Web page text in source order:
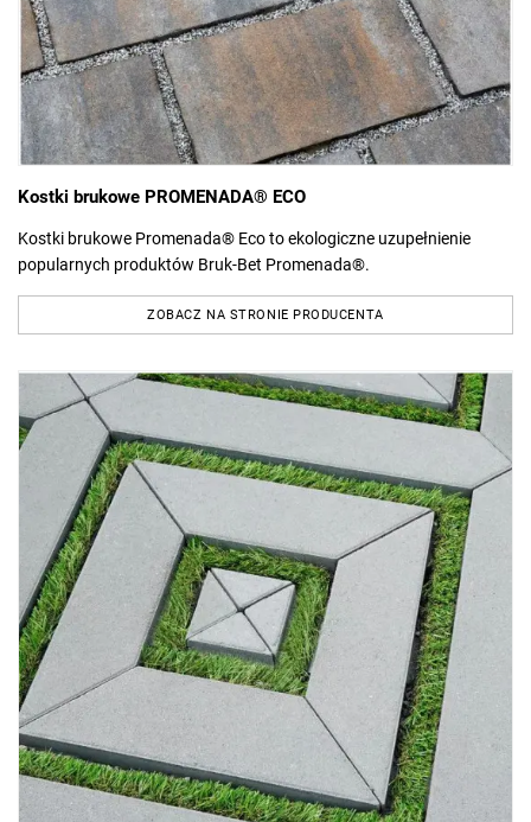
Kostki brukowe PROMENADA® ECO
Kostki brukowe Promenada® Eco to ekologiczne uzupełnienie
popularnych produktów Bruk-Bet Promenada®.
ZOBACZ NA STRONIE PRODUCENTA